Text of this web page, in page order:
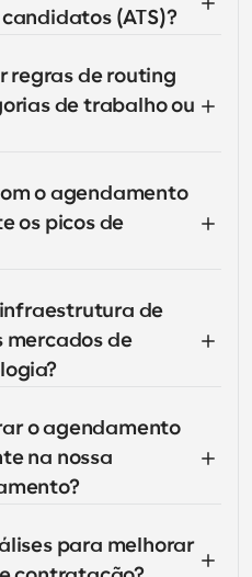
(ATS)?
regras de routing
de trabalho ou
o agendamento
os picos de
de
mercados de
o agendamento
na nossa
para melhorar